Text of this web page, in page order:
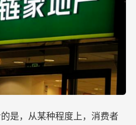
是，从某种程度上，消费者